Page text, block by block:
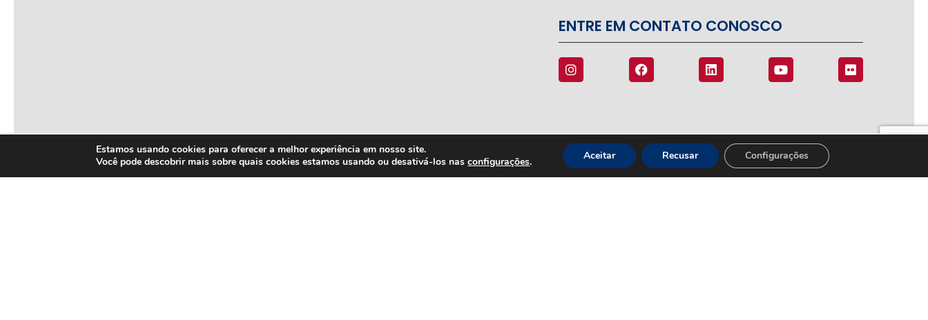
ENTRE EM CONTATO CONOSCO
Estamos usando cookies para oferecer a melhor experiência em nosso site.
Você pode descobrir mais sobre quais cookies estamos usando ou desativá-los nasconfigurações. Aceitar Recusar Configurações